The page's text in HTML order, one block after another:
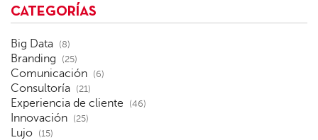
CATEGORÍAS
Big Data (8)
Branding (25)
Comunicación (6)
Consultoría (21)
Experiencia de cliente (46)
Innovación (25)
Lujo (15)